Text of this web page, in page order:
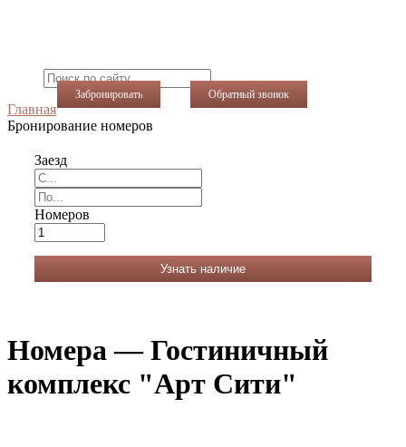
Забронировать Обратный звонок
Главная
Бронирование номеров
Заезд
Номеров
Узнать наличие
Номера — Гостиничный
комплекс "Арт Сити"